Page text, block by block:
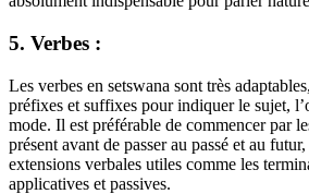
5. Verbes :
Les verbes en setswana sont très
préfixes et suffixes pour indiquer le sujet,
mode. Il est préférable de commencer par
présent avant de passer au passé et au
extensions verbales utiles comme les
applicatives et passives.